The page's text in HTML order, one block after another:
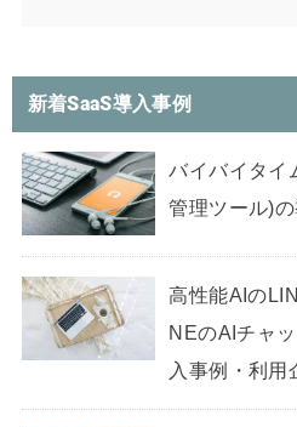
新着SaaS導入事例
バイバイタイ
管理ツール)
高性能AIの
NEのAIチャ
入事例・利用